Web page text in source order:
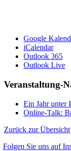
Google
iCalendar
Outlook 365
Outlook Live
Veranstaltung-
Ein Jahr unter
Online-Talk:
Zurück zur Übersicht
Folgen Sie uns auf